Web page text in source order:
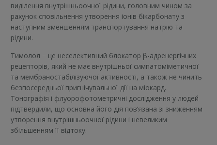
виділення внутрішньоочної рідини, головним чином за
рахунок сповільнення утворення іонів бікарбонату з
наступним зменшенням транспортування натрію та
рідини.
Тимолол − це неселективний блокатор β-адренергічних
рецепторів, який не має внутрішньої симпатоміметичної
та мембраностабілізуючої активності, а також не чинить
безпосередньої пригнічувальної дії на міокард.
Тонографія і флуорофотометричні дослідження у людей
підтвердили, що основна його дія пов’язана зі зниженням
утворення внутрішньоочної рідини і невеликим
збільшенням її відтоку.